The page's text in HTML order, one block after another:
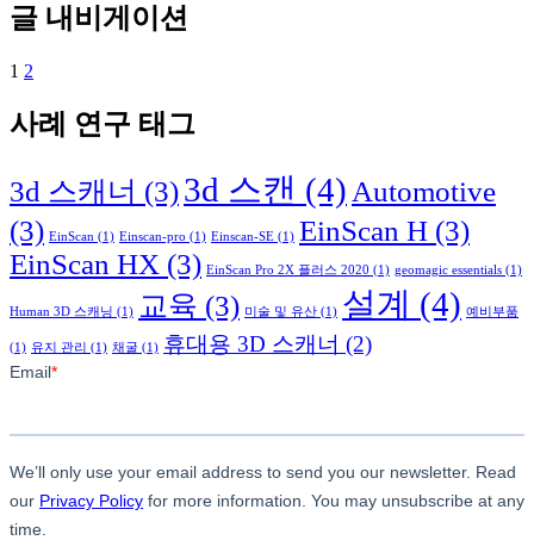
글 내비게이션
1 2
사례 연구 태그
3d 스캐너 (3)3d 스캔 (4) Automotive
(3) EinScan (1) Einscan-pro (1) Einscan-SE (1) EinScan H (3)
EinScan HX (3) EinScan Pro 2X 플러스 2020 (1) geomagic essentials (1)
Human 3D 스캐닝 (1) 교육 (3) 미술 및 유산 (1) 설계 (4) 예비부품
(1) 유지 관리 (1) 채굴 (1) 휴대용 3D 스캐너 (2)